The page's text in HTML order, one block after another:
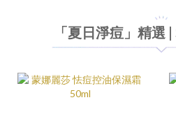
「夏日淨痘」精選